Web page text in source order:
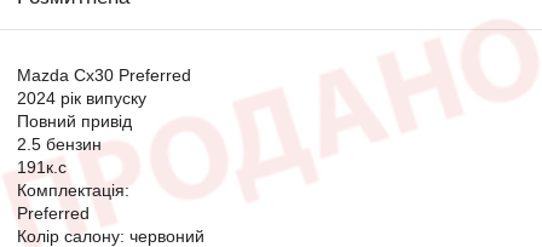
Mazda Cx30 Preferred
2024 рік випуску
Повний привід
2.5 бензин
191к.с
Комплектація:
Preferred
Колір салону: червоний